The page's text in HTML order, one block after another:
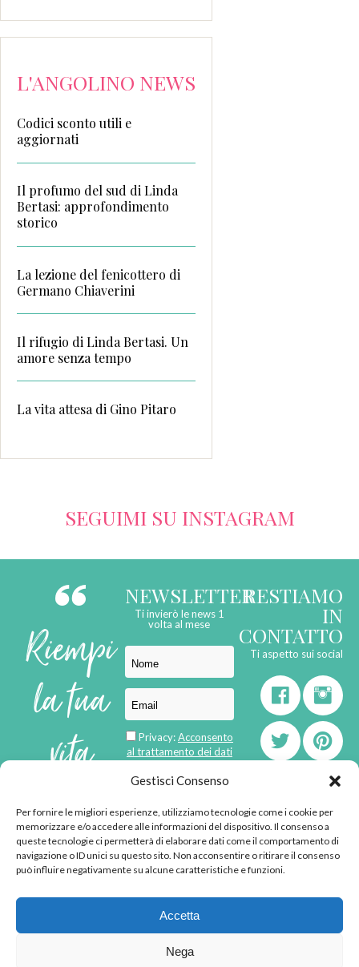
Gestisci Consenso
Per fornire le migliori esperienze, utilizziamo tecnologie come i cookie per
memorizzare e/o accedere alle informazioni del dispositivo. Il consenso a
queste tecnologie ci permetterà di elaborare dati come il comportamento di
navigazione o ID unici su questo sito. Non acconsentire o ritirare il consenso
può influire negativamente su alcune caratteristiche e funzioni.
Accetta
Nega
L'ANGOLINO NEWS
Codici sconto utili e
aggiornati
Il profumo del sud di Linda
Bertasi: approfondimento
storico
La lezione del fenicottero di
Germano Chiaverini
Il rifugio di Linda Bertasi. Un
amore senza tempo
La vita attesa di Gino Pitaro
SEGUIMI SU INSTAGRAM
Riempi
la tua
vita
di
emozioni
NEWSLETTER
Ti invierò le news 1
volta al mese
Privacy:Acconsento
al trattamento dei dati
RESTIAMO
IN
CONTATTO
Ti aspetto sui social
born inMaMaStudiOs